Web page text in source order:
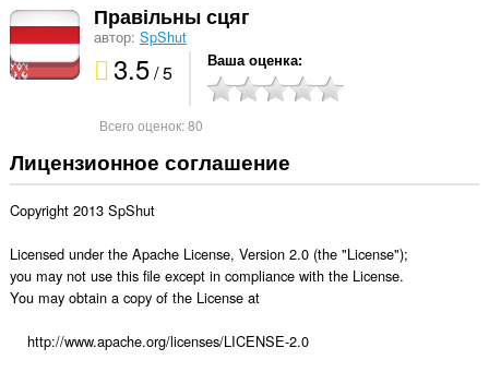
Правільны сцяг
автор: SpShut
3.5/ 5 Ваша оценка
Всего оценок:80
Лицензионное соглашение
Copyright 2013 SpShut
Licensed under the Apache License, Version 2.0 (the "License");
you may not use this file except in compliance with the License.
You may obtain a copy of the License at
    http://www.apache.org/licenses/LICENSE-2.0